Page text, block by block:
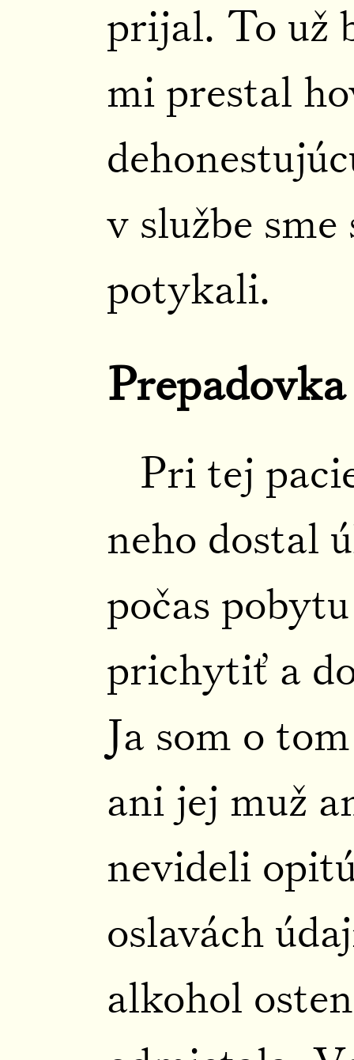
prijal. To už
mi prestal
v službe
potykali.
Prepadovka
Pri tej
neho dostal
počas
prichytiť a
Ja som o
ani jej muž
nevideli
oslavách
alkohol